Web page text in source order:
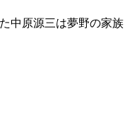
原源三は夢野の家